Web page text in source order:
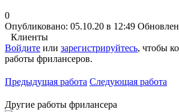
0
Опубликовано: 05.10.20 в 12:49
Клиенты
Войдите или зарегистрируйтесь, чтобы
работы фрилансеров.
Предыдущая работа Следующая работа
Другие работы фрилансера